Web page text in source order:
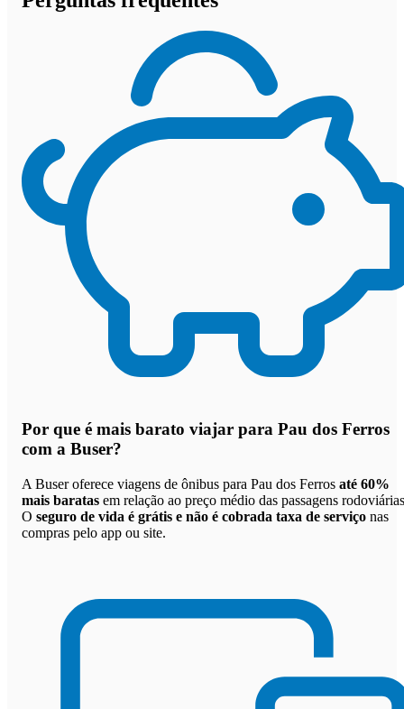
Por que é mais barato viajar para Pau dos Ferros
com a Buser?
A Buser oferece viagens de ônibus para Pau dos Ferros até 60%
mais baratas em relação ao preço médio das passagens
O seguro de vida é grátis e não é cobrada taxa de serviço nas
compras pelo app ou site.